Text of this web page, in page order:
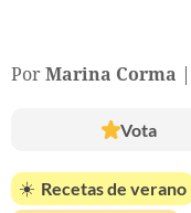
Por Marina Corma
Vota
☀️ Recetas de verano